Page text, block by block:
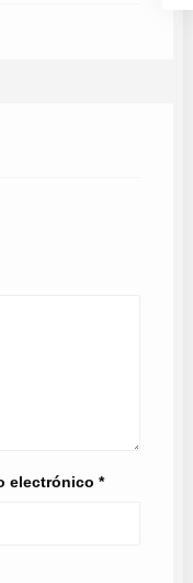
electrónico*